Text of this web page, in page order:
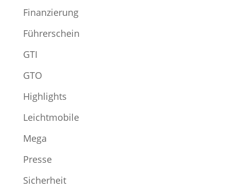
Finanzierung
Führerschein
GTI
GTO
Highlights
Leichtmobile
Mega
Presse
Sicherheit